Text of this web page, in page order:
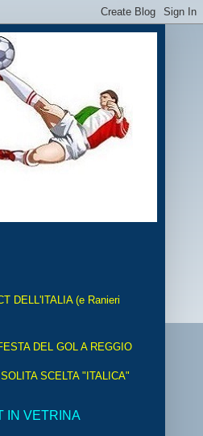
DELL'ITALIA (e Ranieri
DEL GOL A REGGIO
SCELTA "ITALICA"
IN VETRINA